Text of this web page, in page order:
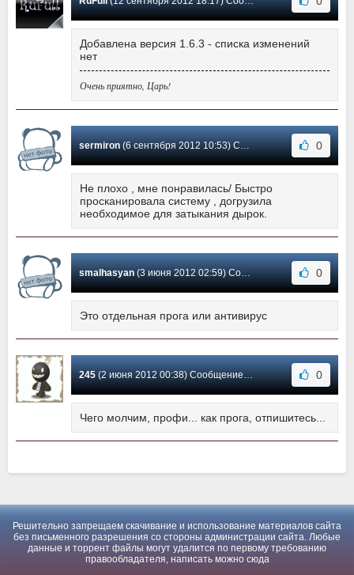
Добавлена версия 1.6.3 - списка изменений
нет
Очень приятно, Царь!
sermiron(6 сентября 2012 10:53) Сообщение #3 0
Не плохо , мне понравилась/ Быстро
просканировала систему , догрузила
необходимое для затыкания дырок.
smalhasyan(3 июня 2012 02:59) Сообщение #2 0
Это отдельная прога или антивирус
245(2 июня 2012 00:38) Сообщение #1 0
Чего молчим, профи... как прога, отпишитесь...
Решительно запрещаем скачивание и использование материалов сайта
без письменного разрешения со стороны администрации сайта. Любые
данные и торрент файлы могут удалится по первому требованию
правообладателя, написать можно сюда